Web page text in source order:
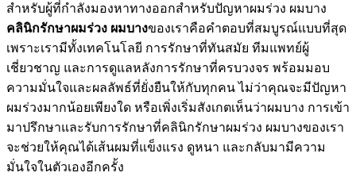
สำหรับผู้ที่กำลังมองหาทางออกสำหรับปัญหาผมร่วง ผมบาง
คลินิกรักษาผมร่วง ผมบางของเราคือคำตอบที่สมบูรณ์แบบที่สุด
เพราะเรามีทั้งเทคโนโลยี การรักษาที่ทันสมัย ทีมแพทย์ผู้
เชี่ยวชาญ และการดูแลหลังการรักษาที่ครบวงจร พร้อมมอบ
ความมั่นใจและผลลัพธ์ที่ยั่งยืนให้กับทุกคน ไม่ว่าคุณจะมีปัญหา
ผมร่วงมากน้อยเพียงใด หรือเพิ่งเริ่มสังเกตเห็นว่าผมบาง การเข้า
มาปรึกษาและรับการรักษาที่คลินิกรักษาผมร่วง ผมบางของเรา
จะช่วยให้คุณได้เส้นผมที่แข็งแรง ดูหนา และกลับมามีความ
มั่นใจในตัวเองอีกครั้ง